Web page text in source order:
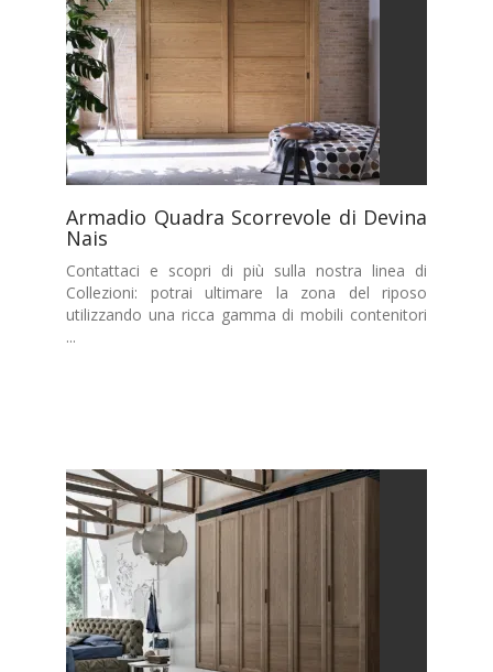
Armadio Quadra Scorrevole di Devina
Nais
Contattaci e scopri di più sulla nostra linea di
Collezioni: potrai ultimare la zona del riposo
utilizzando una ricca gamma di mobili contenitori
...